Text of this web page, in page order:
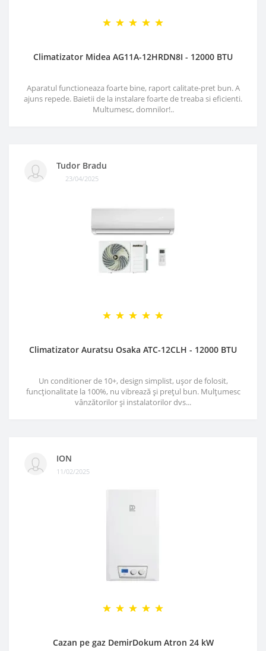
Climatizator Midea AG11A-12HRDN8I - 12000 BTU
Aparatul functioneaza foarte bine, raport calitate-pret bun. A
ajuns repede. Baietii de la instalare foarte de treaba si eficienti.
Multumesc, domnilor!..
Tudor Bradu
23/04/2025
Climatizator Auratsu Osaka ATC-12CLH - 12000 BTU
Un conditioner de 10+, design simplist, ușor de folosit,
funcționalitate la 100%, nu vibrează și prețul bun. Mulțumesc
vânzătorilor și instalatorilor dvs...
ION
11/02/2025
Cazan pe gaz DemirDokum Atron 24 kW